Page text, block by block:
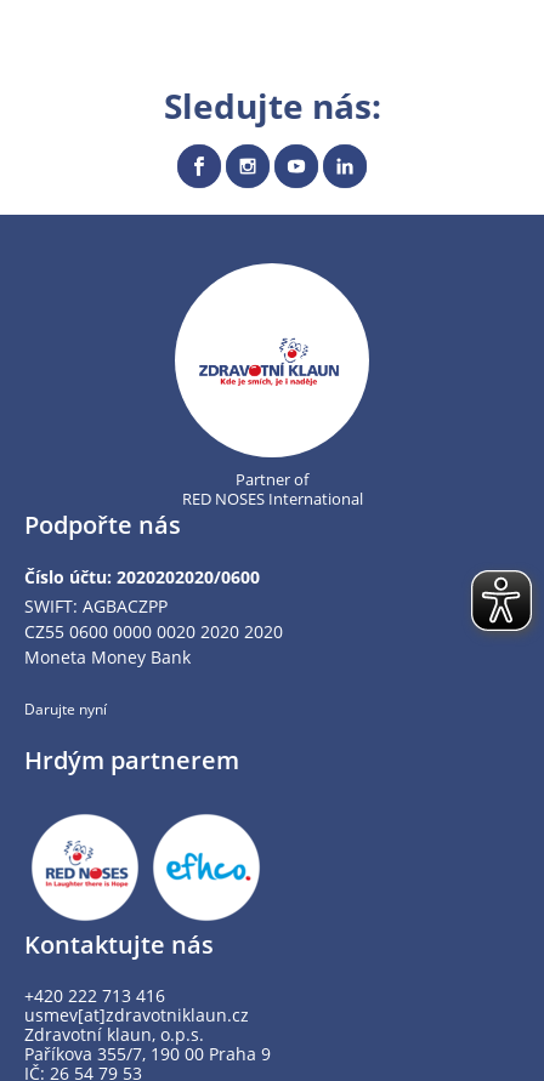
Sledujte nás:
Partner of
RED NOSES International
Podpořte nás
Číslo účtu: 2020202020/0600
SWIFT: AGBACZPP
CZ55 0600 0000 0020 2020 2020
Moneta Money Bank
Darujte nyní
Hrdým partnerem
Kontaktujte nás
+420 222 713 416
usmev[at]zdravotniklaun.cz
Zdravotní klaun, o.p.s.
Paříkova 355/7, 190 00 Praha 9
IČ: 26 54 79 53